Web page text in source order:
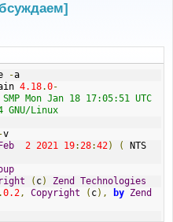
-a
4.18.0-
Mon Jan 18 17:05:51 UTC
GNU/Linux
-v
Feb 2 2021 19:28:42) (
NTS
( c) Zend
Technologies
.0.2, Copyright ( c), by Zend